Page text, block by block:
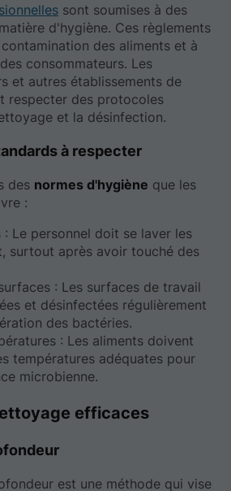
sont soumises à des
d'hygiène. Ces règlements
des aliments et à
consommateurs. Les
et autres établissements de
respecter des protocoles
et la désinfection.
à respecter
des normes d'hygiène que les
:
Le personnel doit se laver les
surtout après avoir touché des
: Les surfaces de travail
et désinfectées régulièrement
des bactéries.
: Les aliments doivent
températures adéquates pour
microbienne.
efficaces
est une méthode qui vise